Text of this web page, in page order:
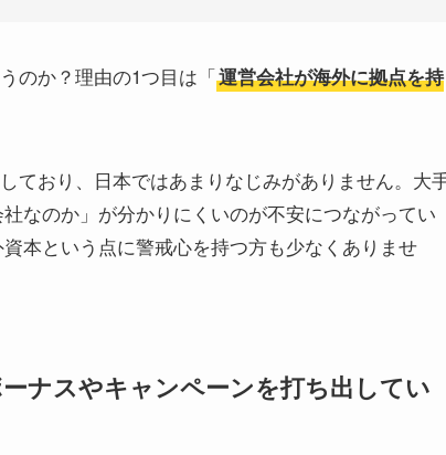
のか？理由の1つ目は「運営会社が海外に拠点を持
ており、日本ではあまりなじみがありません。大
なのか」が分かりにくいのが不安につながってい
本という点に警戒心を持つ方も少なくありませ
ナスやキャンペーンを打ち出してい